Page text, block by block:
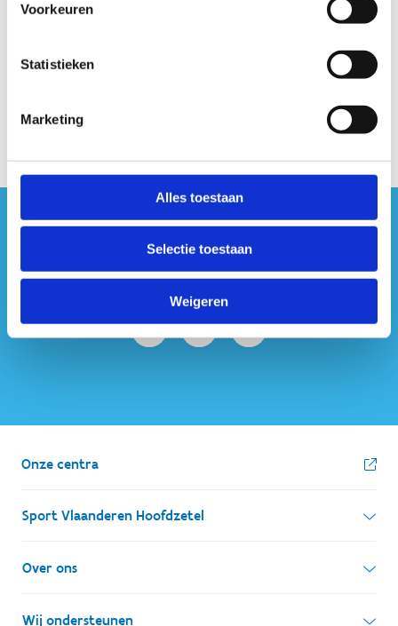
Voorkeuren
Statistieken
Marketing
Alles toestaan
Selectie toestaan
Weigeren
#sportersbelevenmeer
ook op sociale media
Onze centra
Sport Vlaanderen Hoofdzetel
Simon Bolivarlaan 17
1000 Brussel
Over ons
Wie zijn we, wat doen we
Wij ondersteunen